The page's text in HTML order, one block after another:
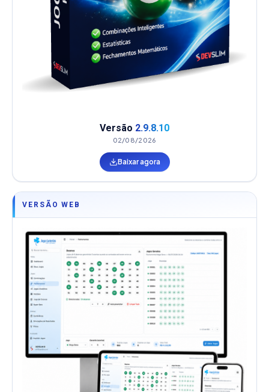
Versão 2.9.8.10
02/08/2026
Baixar agora
VERSÃO WEB